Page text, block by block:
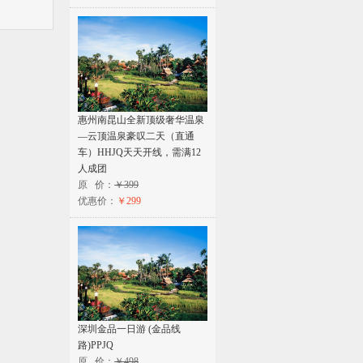
惠州南昆山全新顶级奢华温泉
—云顶温泉豪叹二天（直通
车）HHJQ天天开线，需满12
人成团
原 价： ￥399
优惠价： ￥299
深圳金品一日游 (金品线
路)PPJQ